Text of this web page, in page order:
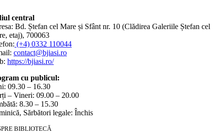
central
Bd. Ștefan cel Mare și Sfânt nr. 10 (Clădirea Galeriile Ștefan cel
etaj), 700063
(+4) 0332 110044
contact@bjiasi.ro
https://bjiasi.ro/
cu publicul:
09.30 – 16.30
– Vineri: 09.00 – 20.00
8.30 – 15.30
Sărbători legale: Închis
BIBLIOTECĂ